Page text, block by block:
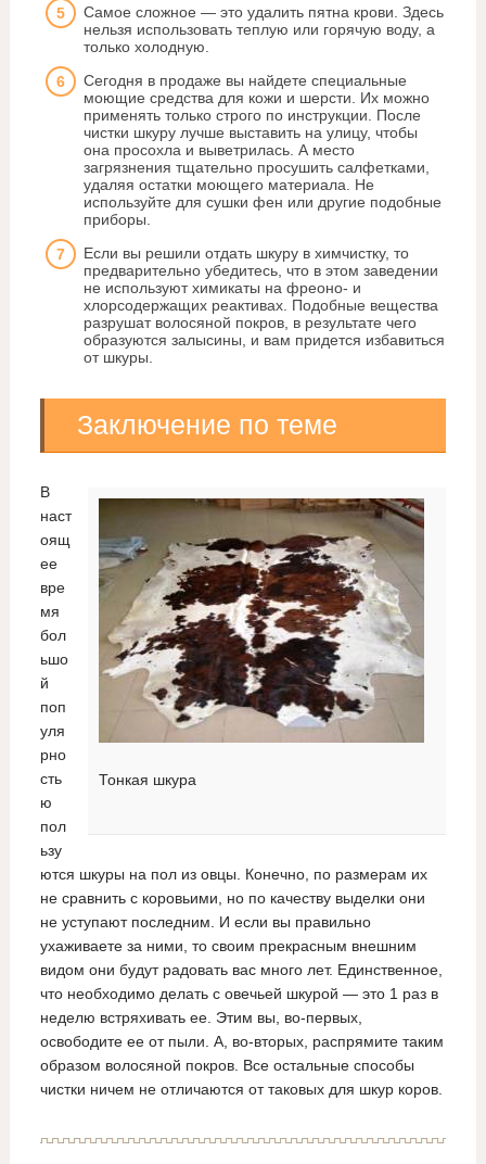
Самое сложное — это удалить пятна крови. Здесь
нельзя использовать теплую или горячую воду, а
только холодную.
Сегодня в продаже вы найдете специальные
моющие средства для кожи и шерсти. Их можно
применять только строго по инструкции. После
чистки шкуру лучше выставить на улицу, чтобы
она просохла и выветрилась. А место
загрязнения тщательно просушить салфетками,
удаляя остатки моющего материала. Не
используйте для сушки фен или другие подобные
приборы.
Если вы решили отдать шкуру в химчистку, то
предварительно убедитесь, что в этом заведении
не используют химикаты на фреоно- и
хлорсодержащих реактивах. Подобные вещества
разрушат волосяной покров, в результате чего
образуются залысины, и вам придется избавиться
от шкуры.
Заключение по теме
Тонкая шкура
В
наст
оящ
ее
вре
мя
бол
ьшо
й
поп
уля
рно
сть
ю
пол
ьзу
ются шкуры на пол из овцы. Конечно, по размерам их
не сравнить с коровьими, но по качеству выделки они
не уступают последним. И если вы правильно
ухаживаете за ними, то своим прекрасным внешним
видом они будут радовать вас много лет. Единственное,
что необходимо делать с овечьей шкурой — это 1 раз в
неделю встряхивать ее. Этим вы, во-первых,
освободите ее от пыли. А, во-вторых, распрямите таким
образом волосяной покров. Все остальные способы
чистки ничем не отличаются от таковых для шкур коров.